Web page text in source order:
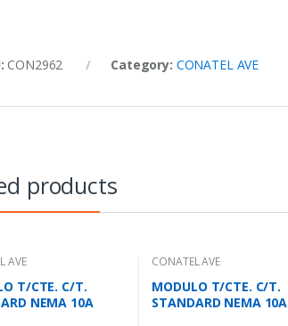
CON2962 Category: CONATEL AVE
products
AVE
T/CTE. C/T.
NEMA 10A
CONATEL AVE
MODULO T/CTE. C/T.
STANDARD NEMA 10A